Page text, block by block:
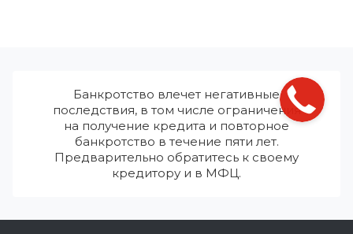
Банкротство влечет негативные
последствия, в том числе ограничения
на получение кредита и повторное
банкротство в течение пяти лет.
Предварительно обратитесь к своему
кредитору и в МФЦ.